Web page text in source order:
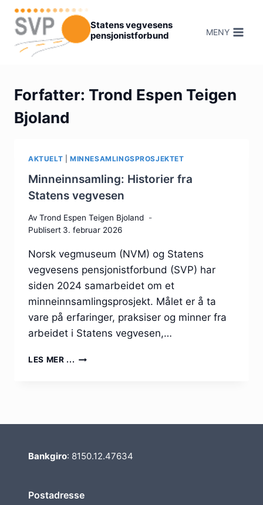
Hopp
innhold
Statens vegvesens
pensjonistforbund
MENY
Forfatter: Trond Espen Teigen
Bjoland
AKTUELT MINNESAMLINGSPROSJEKTET
Minneinnsamling: Historier fra
Statens vegvesen
Av Trond Espen Teigen Bjoland
Publisert 3. februar 2026
Norsk vegmuseum (NVM) og Statens
vegvesens pensjonistforbund (SVP) har
siden 2024 samarbeidet om et
minneinnsamlingsprosjekt. Målet er å ta
vare på erfaringer, praksiser og minner fra
arbeidet i Statens vegvesen,…
LES MER ... MINNEINNSAMLING:
Bankgiro: 8150.12.47634
Postadresse